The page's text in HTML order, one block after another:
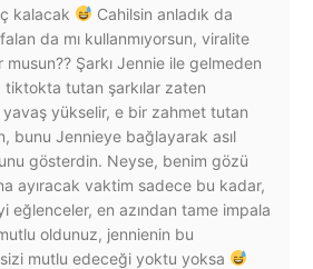
kalacak
Cahilsin anladık da
da mı kullanmıyorsun, viralite
musun?? Şarkı Jennie ile gelmeden
tutan şarkılar zaten
yükselir, e bir zahmet tutan
bunu Jennieye bağlayarak asıl
gösterdin. Neyse, benim gözü
ayıracak vaktim sadece bu kadar,
eğlenceler, en azından tame impala
oldunuz, jennienin bu
mutlu edeceği yoktu yoksa